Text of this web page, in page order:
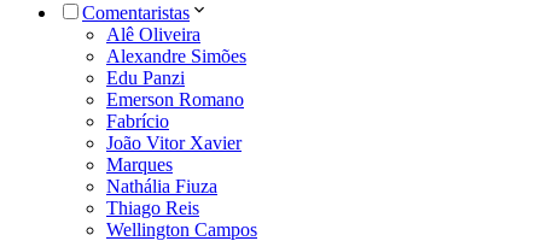
Comentaristas
Alê Oliveira
Alexandre Simões
Edu Panzi
Emerson Romano
Fabrício
João Vitor Xavier
Marques
Nathália Fiuza
Thiago Reis
Wellington Campos